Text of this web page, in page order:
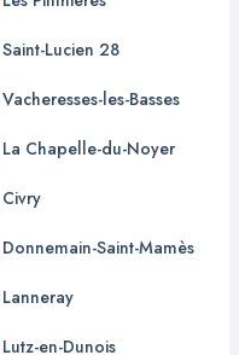
Saint-Lucien 28
Vacheresses-les-Basses
La Chapelle-du-Noyer
Civry
Donnemain-Saint-Mamès
Lanneray
Lutz-en-Dunois